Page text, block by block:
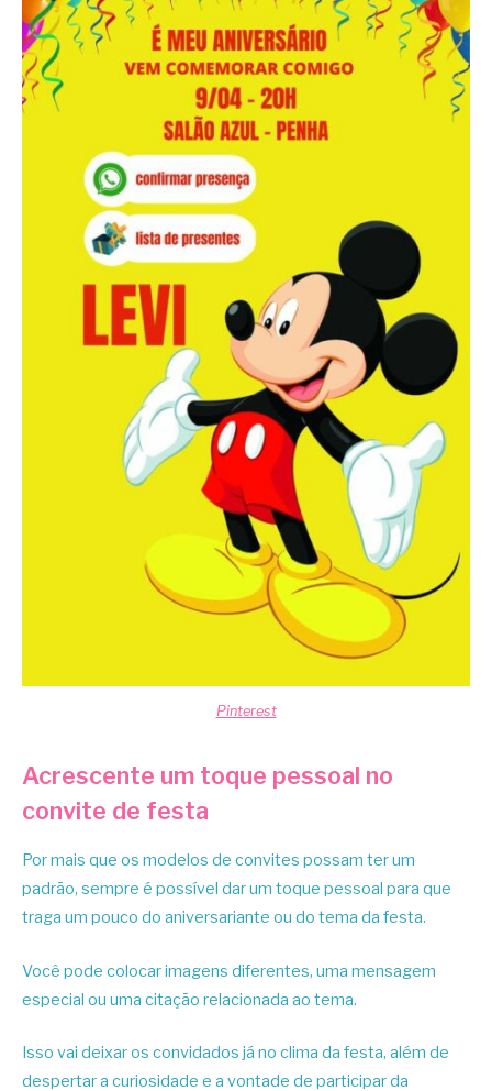
Pinterest
Acrescente um toque pessoal no
convite de festa
Por mais que os modelos de convites possam ter um
padrão, sempre é possível dar um toque pessoal para que
traga um pouco do aniversariante ou do tema da festa.
Você pode colocar imagens diferentes, uma mensagem
especial ou uma citação relacionada ao tema.
Isso vai deixar os convidados já no clima da festa, além de
despertar a curiosidade e a vontade de participar da